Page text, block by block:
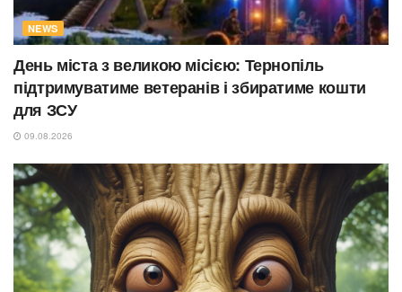
NEWS
День міста з великою місією: Тернопіль
підтримуватиме ветеранів і збиратиме кошти
для ЗСУ
09.08.2026